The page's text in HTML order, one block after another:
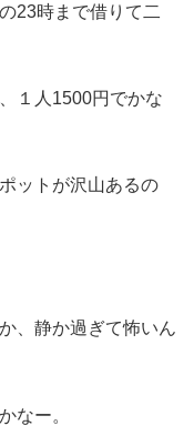
23時まで借りて二
１人1500円でかな
ットが沢山あるの
、静か過ぎて怖いん
なー。